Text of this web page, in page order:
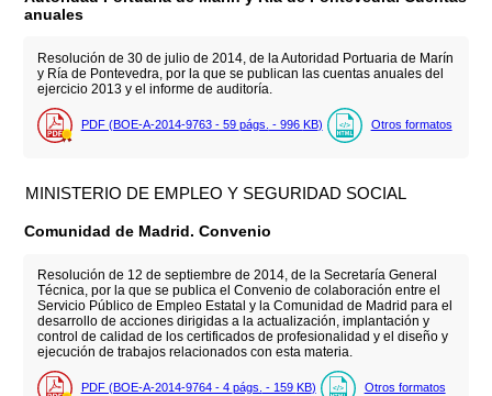
anuales
Resolución de 30 de julio de 2014, de la Autoridad Portuaria de Marín
y Ría de Pontevedra, por la que se publican las cuentas anuales del
ejercicio 2013 y el informe de auditoría.
PDF (BOE-A-2014-9763 - 59 págs. - 996 KB) Otros formatos
MINISTERIO DE EMPLEO Y SEGURIDAD SOCIAL
Comunidad de Madrid. Convenio
Resolución de 12 de septiembre de 2014, de la Secretaría General
Técnica, por la que se publica el Convenio de colaboración entre el
Servicio Público de Empleo Estatal y la Comunidad de Madrid para el
desarrollo de acciones dirigidas a la actualización, implantación y
control de calidad de los certificados de profesionalidad y el diseño y
ejecución de trabajos relacionados con esta materia.
PDF (BOE-A-2014-9764 - 4 págs. - 159 KB) Otros formatos